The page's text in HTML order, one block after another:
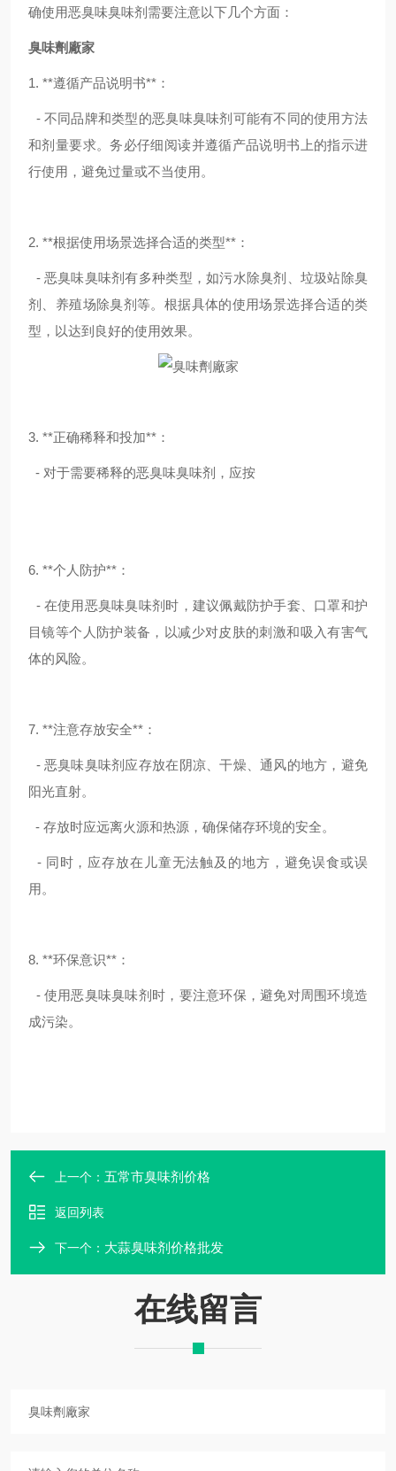
确使用恶臭味臭味剂需要注意以下几个方面：
臭味劑廠家
1. **遵循产品说明书**：
- 不同品牌和类型的恶臭味臭味剂可能有不同的使用方法
和剂量要求。务必仔细阅读并遵循产品说明书上的指示进
行使用，避免过量或不当使用。
2. **根据使用场景选择合适的类型**：
- 恶臭味臭味剂有多种类型，如污水除臭剂、垃圾站除臭
剂、养殖场除臭剂等。根据具体的使用场景选择合适的类
型，以达到良好的使用效果。
3. **正确稀释和投加**：
- 对于需要稀释的恶臭味臭味剂，应按
6. **个人防护**：
- 在使用恶臭味臭味剂时，建议佩戴防护手套、口罩和护
目镜等个人防护装备，以减少对皮肤的刺激和吸入有害气
体的风险。
7. **注意存放安全**：
- 恶臭味臭味剂应存放在阴凉、干燥、通风的地方，避免
阳光直射。
- 存放时应远离火源和热源，确保储存环境的安全。
- 同时，应存放在儿童无法触及的地方，避免误食或误
用。
8. **环保意识**：
- 使用恶臭味臭味剂时，要注意环保，避免对周围环境造
成污染。
上一个： 五常市臭味剂价格
返回列表
下一个： 大蒜臭味剂价格批发
在线留言